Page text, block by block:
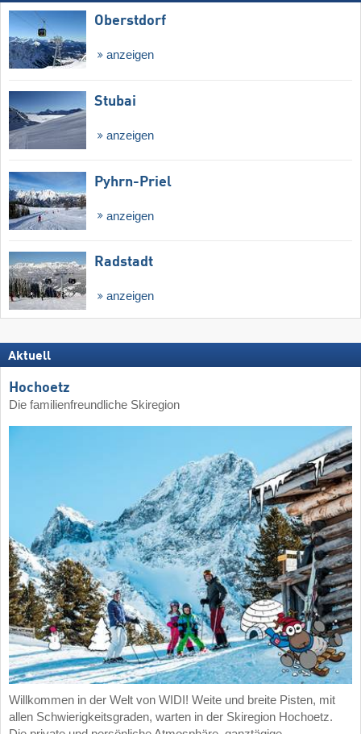
Oberstdorf
anzeigen
Stubai
anzeigen
Pyhrn-Priel
anzeigen
Radstadt
anzeigen
Aktuell
Hochoetz
Die familienfreundliche Skiregion
Willkommen in der Welt von WIDI! Weite und breite Pisten, mit
allen Schwierigkeitsgraden, warten in der Skiregion Hochoetz.